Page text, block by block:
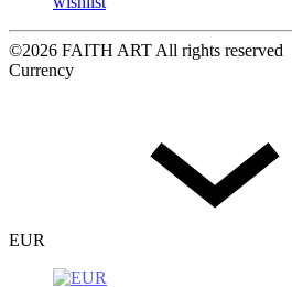
©2026 FAITH ART All rights reserved
Currency
EUR